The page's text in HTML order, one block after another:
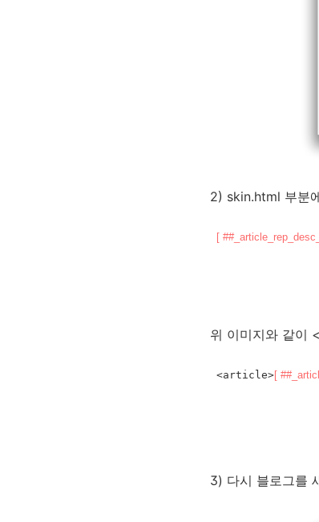
2) skin.html 부분
[
위 이미지와 같이
<article>[
3) 다시 블로그를